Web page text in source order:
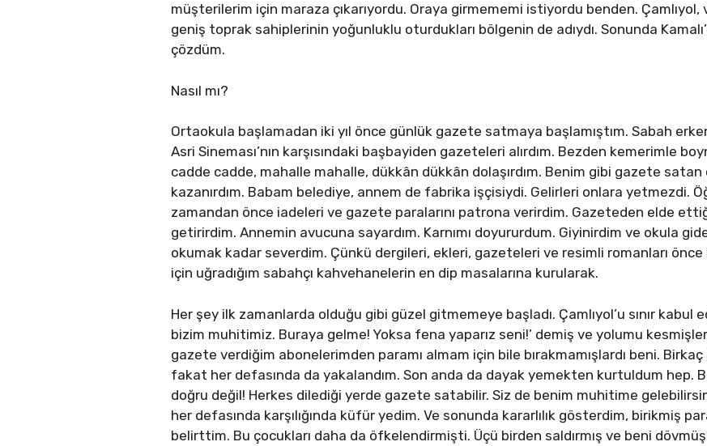
müşterilerim için maraza çıkarıyordu. Oraya girmememi istiyordu benden. Çamlıyol,
geniş toprak sahiplerinin yoğunluklu oturdukları bölgenin de adıydı. Sonunda
çözdüm.
Nasıl mı?
Ortaokula başlamadan iki yıl önce günlük gazete satmaya başlamıştım. Sabah
Asri Sineması’nın karşısındaki başbayiden gazeteleri alırdım. Bezden kemerimle
cadde cadde, mahalle mahalle, dükkân dükkân dolaşırdım. Benim gibi gazete
kazanırdım. Babam belediye, annem de fabrika işçisiydi. Gelirleri onlara yetmezdi.
zamandan önce iadeleri ve gazete paralarını patrona verirdim. Gazeteden elde
getirirdim. Annemin avucuna sayardım. Karnımı doyururdum. Giyinirdim ve okula
okumak kadar severdim. Çünkü dergileri, ekleri, gazeteleri ve resimli romanları
için uğradığım sabahçı kahvehanelerin en dip masalarına kurularak.
Her şey ilk zamanlarda olduğu gibi güzel gitmemeye başladı. Çamlıyol’u sınır kabul
bizim muhitimiz. Buraya gelme! Yoksa fena yaparız seni!’ demiş ve yolumu
gazete verdiğim abonelerimden paramı almam için bile bırakmamışlardı beni.
fakat her defasında da yakalandım. Son anda da dayak yemekten kurtuldum hep.
doğru değil! Herkes dilediği yerde gazete satabilir. Siz de benim muhitime
her defasında karşılığında küfür yedim. Ve sonunda kararlılık gösterdim, birikmiş
belirttim. Bu çocukları daha da öfkelendirmişti. Üçü birden saldırmış ve beni